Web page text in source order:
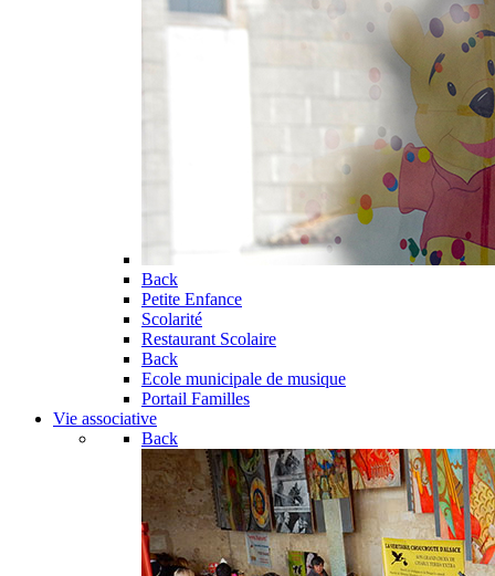
Back
Petite Enfance
Scolarité
Restaurant Scolaire
Back
Ecole municipale de musique
Portail Familles
Vie associative
Back